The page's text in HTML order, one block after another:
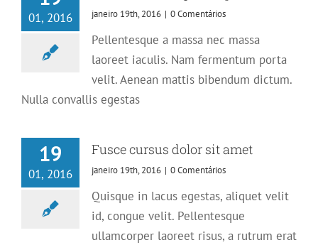
01, 2016 janeiro 19th, 2016 | 0 Comentários
Pellentesque a massa nec massa
laoreet iaculis. Nam fermentum porta
velit. Aenean mattis bibendum dictum.
Nulla convallis egestas
19
01, 2016
Fusce cursus dolor sit amet
janeiro 19th, 2016 | 0 Comentários
Quisque in lacus egestas, aliquet velit
id, congue velit. Pellentesque
ullamcorper laoreet risus, a rutrum erat